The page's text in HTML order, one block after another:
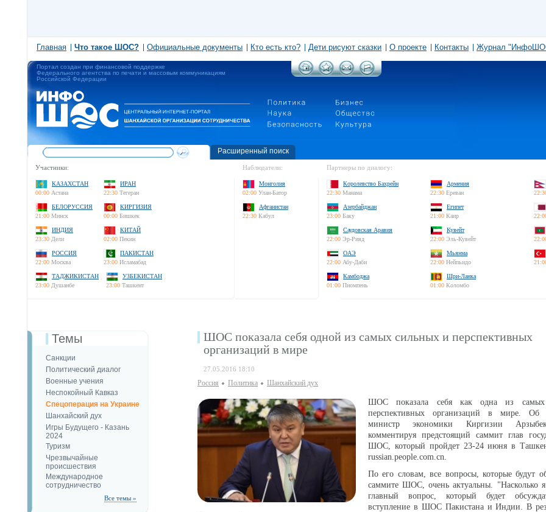
Главная Что такое ШОС? Официальные документы Кто есть кто? Дети рисуют сказки О проекте Контакты Журнал
Портал создан при финансовой поддержке
Федерального агентства по печати и массовым коммуникациям
Российской Федерации
Расширенный поиск
Участники:
КАЗАХСТАН
00:00 Астана
ИРАН
22:30 Тегеран
БЕЛОРУССИЯ
21:00 Минск
КИРГИЗИЯ
00:00 Бишкек
ИНДИЯ
23:30 Дели
КИТАЙ
02:00 Пекин
РОССИЯ
22:00 Москва
ПАКИСТАН
23:00 Исламабад
ТАДЖИКИСТАН
23:00 Душанбе
УЗБЕКИСТАН
23:00 Ташкент
Наблюдатели:
Монголия
02:00 Улан-Батор
Афганистан
22:30 Кабул
Партнеры по диалогу:
Королевство Бахрейн
22:30 Манама
Армения
22:30 Ереван
Азербайджан
23:00 Баку
Египет
21:00 Каир
Саудовская Аравия
22:00 Эр-Рияд
Кувейт
22:00 Эль-Кувейт
ОАЭ
22:00 Абу-Даби
Мьянма
22:00 Нейпьидо
Камбоджа
01:00 Пномпень
Шри-Ланка
01:00 Коломбо
Темы
Санкции
Политический диалог
Военные учения
Неспокойный Кавказ
Спецоперация на Украине
Шанхайский дух
Игры Будущего - Казань
2024
Туризм
Чрезвычайные
происшествия
Международное
сотрудничество
Все темы »
ШОС показала себя одной из самых сильных и перспективных
организаций в мире
27.05.2016 18:10
Россия Политика Шанхайский дух
ШОС показала себя как одна из
перспективных организаций в мире. Об
министр экономики Киргизии
комментируя предстоящий саммит глав
ШОС, который пройдет 23-24 июня в
russian.people.com.cn.
По его словам, все вопросы, которые будут
саммите ШОС, очень актуальны. "Насколько
главный вопрос, который будет
вступление в ШОС Пакистана и Индии. В